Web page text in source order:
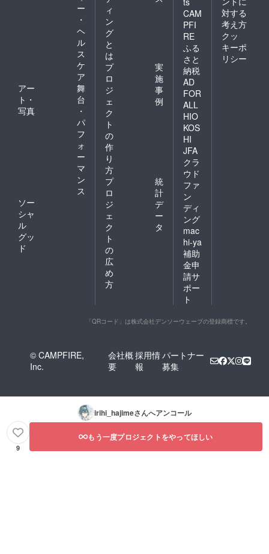
ー
・
ヘ
ル
ス
ケ
ア
アー
ト・
写真
舞
台
・
パ
フ
ォ
ー
マ
ン
ス
ソー
シャ
ル
グッ
ド
ィ
ン
グ
と
は
プ
ロ
ジ
ェ
ク
ト
の
作
り
方
実
施
事
例
プ
ロ
ジ
ェ
ク
ト
の
広
め
方
統
計
デ
ー
タ
CAM
PFI
RE
ふる
さと
納税
AD
FOR
ALL
HIO
KOS
HI
JFA
クラ
ウド
ファ
ン
ディ
ング
mac
hi-ya
補助
金申
請サ
ポー
ト
対する
考え方
クッ
キーポ
リシー
「QRコード」は株式会社デンソーウェーブの登録商標です。
© CAMPFIRE,
Inc.
会社概
要
採用情
報
パートナー
募集
irihi_hajimeさんへアンコール
9
もう一度プロジェクトをやってほしい